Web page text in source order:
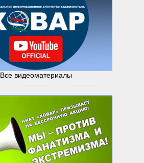
Все видеоматериалы